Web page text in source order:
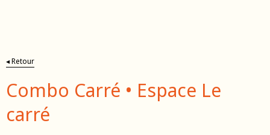
◂ Retour
Combo Carré • Espace Le
carré